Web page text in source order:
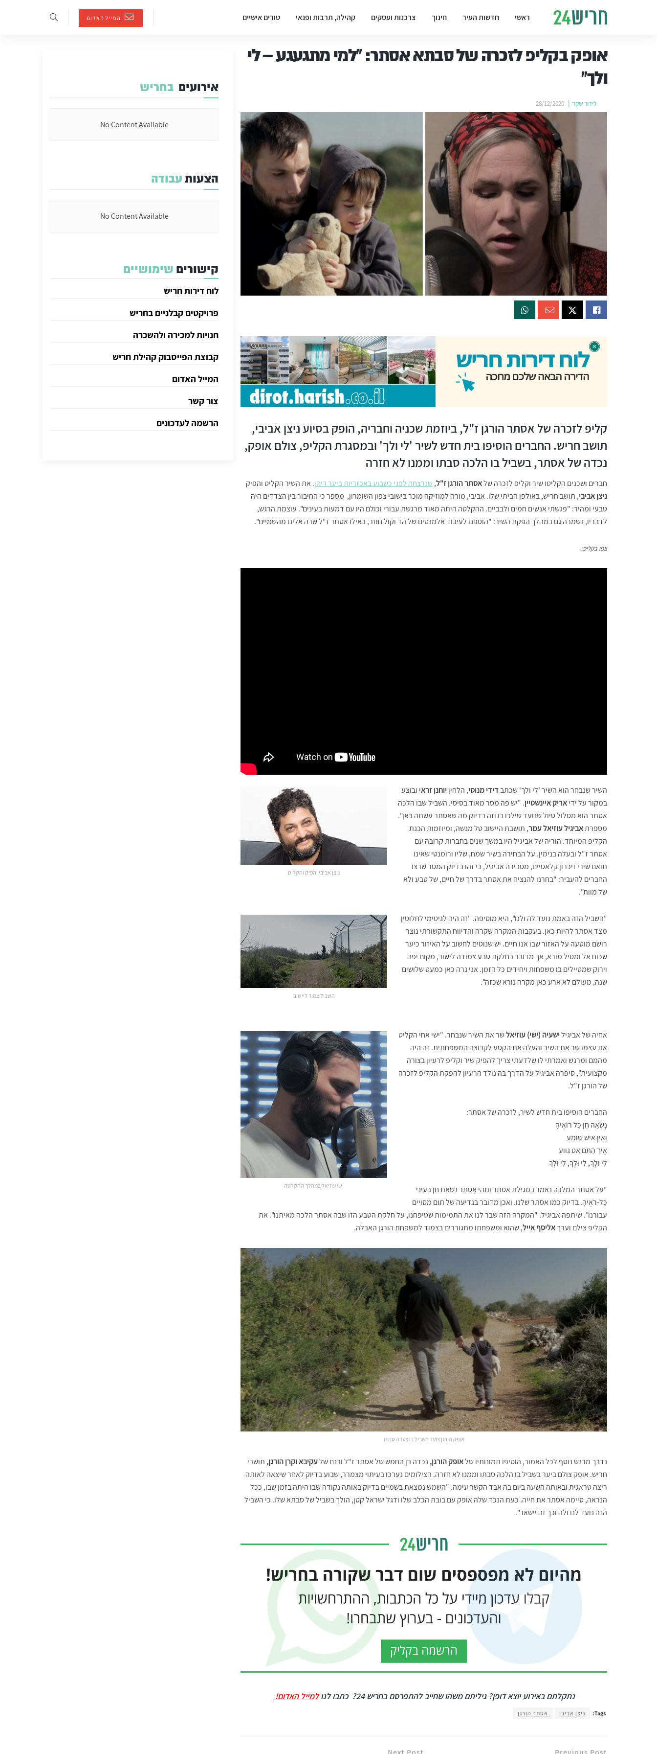
ראשי חדשות העיר חינוך צרכנות ועסקים קהילה, תרבות ופנאי טורים אישיים המייל האדום
אופק בקליפ לזכרה של סבתא אסתר: "למי מתגעגע – לי
ולך"
לידור שקד 28/12/2020
קליפ לזכרה של אסתר הורגן ז"ל, ביוזמת שכניה וחבריה, הופק בסיוע ניצן אביבי,
תושב חריש. החברים הוסיפו בית חדש לשיר 'לי ולך' ובמסגרת הקליפ, צולם אופק,
נכדה של אסתר, בשביל בו הלכה סבתו וממנו לא חזרה
חברים ושכנים הקליטו שיר וקליפ לזכרה שלאסתר הורגן ז"ל,שנרצחה לפני כשבוע באכזריות ביער ריחן. את השיר הקליט והפיק
ניצן אביבי, תושב חריש, באולפן הביתי שלו. אביבי, מורה למוזיקה מוכר בישובי צפון השומרון, מספר כי החיבור בין הצדדים היה
טבעי ומהיר: "פגשתי אנשים חמים ולבביים. ההקלטה היתה מאוד מרגשת עבורי וכולם היו עם דמעות בעינים". עוצמת הרגש,
לדבריו, נשמרה גם במהלך הפקת השיר: "הוספנו לעיבוד אלמנטים של הד וקול חוזר, כאילו אסתר ז"ל שרה אלינו מהשמיים".
צפו בקליפ:
ניצן אביבי, הפיק והקליט
השיר שנבחר הוא השיר 'לי ולך' שכתבדידי מנוסי, הלחיןיוחנן זראי ובוצע
במקור על ידיאריק איינשטיין. "יש פה מסר מאוד בסיסי. השביל שבו הלכה
אסתר הוא מסלול טיול שנועד שילכו בו וזה בדיוק מה שאסתר עשתה כאן".
מספרתאביגיל עוזיאל עמר, תושבת היישוב טל מנשה, ומיוזמות הכנת
הקליפ המיוחד. הוריה של אביגיל היו במשך שנים בחברות קרובה עם
אסתר ז"ל ובעלה בנימין. על הבחירה בשיר שמח, שליו ורומנטי שאינו
תואם שירי זיכרון קלאסיים, מסבירה אביגיל, כי זהו בדיוק המסר שרצו
החברים להעביר: "בחרנו להנציח את אסתר בדרך של חיים, של טבע ולא
של מוות".
השביל צמוד ליישוב
"השביל הזה באמת נועד לה ולנו", היא מוסיפה. "זה היה לגיטימי לחלוטין
מצד אסתר להיות כאן. בעקבות המקרה שקרה והדיווח התקשורתי נוצר
רושם מוטעה על האזור שבו אנו חיים. יש שנוטים לחשוב על האיזור כיער
שכוח אל ומטיל מורא, אך מדובר בחלקת טבע צמודה לישוב, מקום יפה
וירוק שמטיילים בו משפחות ויחידים כל הזמן. אני גרה כאן כמעט שלושים
שנה, מעולם לא ארע כאן מקרה נורא שכזה".
ישי עוזיאל במהלך ההקלטה
אחיה של אביגילישעיה (ישי) עוזיאלשר את השיר שנבחר. "ישי אחי הקליט
את עצמו שר את השיר והעלה את הקטע לקבוצה המשפחתית. זה היה
מהמם ומרגש ואמרתי לו שלדעתי צריך להפיק שיר וקליפ לרעיון בצורה
מקצועית", סיפרה אביגיל על הדרך בה נולד הרעיון להפקת הקליפ לזכרה
של הורגן ז"ל.
החברים הוסיפו בית חדש לשיר, לזכרה של אסתר:
נָשְׂאָה חֵן כָּל רוֹאֶיהָ
וְאַיֵּן אִישׁ שׁוֹמֵעַ
אֶיך הַתֹּם אט גווע
לִי וּלְךָ, לִי וּלְךָ, לִי וּלְךָ
"על אסתר המלכה נאמר במגילת אסתר וַתְּהִי אֶסְתֵּר נֹשֵׂאת חֵן בְּעֵינֵי
כָּל-רֹאֶיהָ. בדיוק כמו אסתר שלנו. ואכן מדובר בגדיעה של תום מסויים
עבורנו". שיתפה אביגיל. "המקרה הזה שבר לנו את התמימות שטיפחנו, על חלקת הטבע הזו שבה אסתר הלכה מאיתנו". את
הקליפ צילם וערךאליסף אייל, שהוא ומשפחתו מתגוררים בצמוד למשפחת הורגן האבלה.
אופק הורגן צועד בשביל בו צעדה סבתו
נדבך מרגש נוסף לכל האמור, הוסיפו תמונותיו שלאופק הורגן, נכדה בן החמש של אסתר ז"ל ובנם שלעקיבא וקרן הורגן, תושבי
חריש. אופק צולם ביער בשביל בו הלכה סבתו וממנו לא חזרה. הצילומים נערכו בעיתוי מצמרר, שבוע בדיוק לאחר שיצאה לאותה
ריצה טראגית ובאותה השעה ביום בה אבד הקשר עימה. "השמש נמצאת בשמיים בדיוק באותה נקודה שבו היתה בזמן שבו, ככל
הנראה, סיימה אסתר את חייה. כעת הנכד שלה אופק עם בובת הכלב שלו ודגל ישראל קטן, הולך בשביל של סבתא שלו. כי השביל
הזה נועד לנו ולה וכך זה יישאר".
נתקלתם באירוע יוצא דופן? גיליתם משהו שחייב להתפרסם בחריש 24? כתבו לנולמייל האדום!
Tags: ניצן אביבי אסתר הורגן
אירועים בחריש
No Content Available
הצעותעבודה
No Content Available
קישורים שימושיים
לוח דירות חריש
פרויקטים קבלניים בחריש
חנויות למכירה ולהשכרה
קבוצת הפייסבוק קהילת חריש
המייל האדום
צור קשר
הרשמה לעדכונים